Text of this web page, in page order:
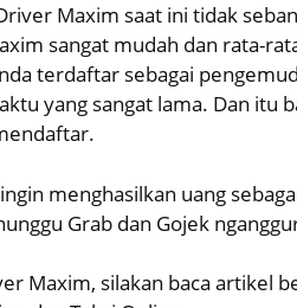
Maxim saat ini tidak
sangat mudah dan rata-
terdaftar sebagai
yang sangat lama. Dan itu
menghasilkan uang
Grab dan Gojek
Maxim, silakan baca artikel